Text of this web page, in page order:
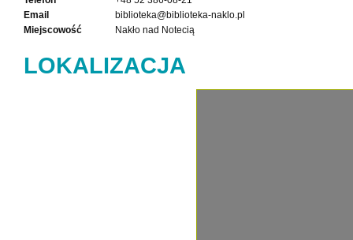
Email
biblioteka@biblioteka-naklo.pl
Miejscowość
Nakło nad Notecią
LOKALIZACJA